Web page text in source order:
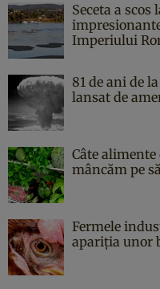
Seceta a
Imperiului
81 de ani de
lansat de
Câte
mâncăm pe
Fermele
apariția unor